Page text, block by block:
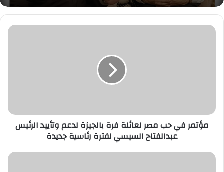
مؤتمر
وتأييد
الرئيس
عبدالفتاح
لفترة
مؤتمر في حب مصر لعائلة فرة بالجيزة لدعم وتأييد الرئيس
عبدالفتاح السيسي لفترة رئاسية جديدة
ميثاق